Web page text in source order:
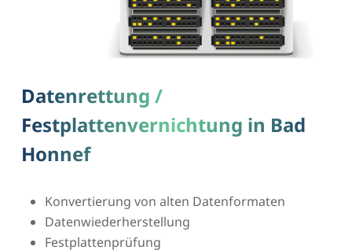
Datenrettung /
Festplattenvernichtung in Bad
Honnef
Konvertierung von alten Datenformaten
Datenwiederherstellung
Festplattenprüfung